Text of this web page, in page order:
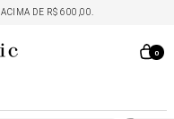
ACIMA DE R$ 600,00.
0